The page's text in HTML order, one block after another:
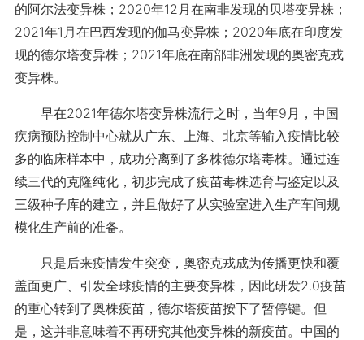
的阿尔法变异株；2020年12月在南非发现的贝塔变异株；
2021年1月在巴西发现的伽马变异株；2020年底在印度发
现的德尔塔变异株；2021年底在南部非洲发现的奥密克戎
变异株。
早在2021年德尔塔变异株流行之时，当年9月，中国
疾病预防控制中心就从广东、上海、北京等输入疫情比较
多的临床样本中，成功分离到了多株德尔塔毒株。通过连
续三代的克隆纯化，初步完成了疫苗毒株选育与鉴定以及
三级种子库的建立，并且做好了从实验室进入生产车间规
模化生产前的准备。
只是后来疫情发生突变，奥密克戎成为传播更快和覆
盖面更广、引发全球疫情的主要变异株，因此研发2.0疫苗
的重心转到了奥株疫苗，德尔塔疫苗按下了暂停键。但
是，这并非意味着不再研究其他变异株的新疫苗。中国的